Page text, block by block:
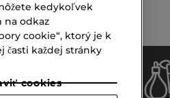
kedykoľvek
odkaz
cookie“, ktorý je k
časti každej stránky
cookies